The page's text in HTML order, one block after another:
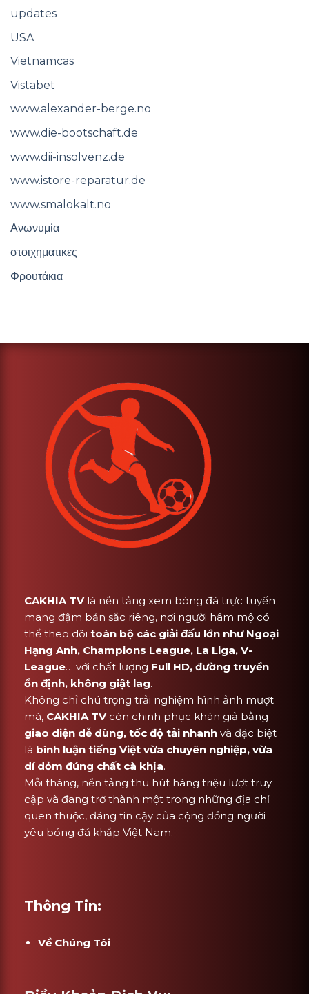
updates
USA
Vietnamcas
Vistabet
www.alexander-berge.no
www.die-bootschaft.de
www.dii-insolvenz.de
www.istore-reparatur.de
www.smalokalt.no
Ανωνυμία
στοιχηματικες
Φρουτάκια
CAKHIA TVlà nền tảng xem bóng đá trực tuyến
mang đậm bản sắc riêng, nơi người hâm mộ có
thể theo dõi toàn bộ các giải đấu lớn như Ngoại
Hạng Anh, Champions League, La Liga, V-
League… với chất lượng Full HD, đường truyền
ổn định, không giật lag.
Không chỉ chú trọng trải nghiệm hình ảnh mượt
mà, CAKHIA TVcòn chinh phục khán giả bằng
giao diện dễ dùng, tốc độ tải nhanh và đặc biệt
là bình luận tiếng Việt vừa chuyên nghiệp, vừa
dí dỏm đúng chất cà khịa.
Mỗi tháng, nền tảng thu hút hàng triệu lượt truy
cập và đang trở thành một trong những địa chỉ
quen thuộc, đáng tin cậy của cộng đồng người
yêu bóng đá khắp Việt Nam.
Thông Tin:
Về Chúng Tôi